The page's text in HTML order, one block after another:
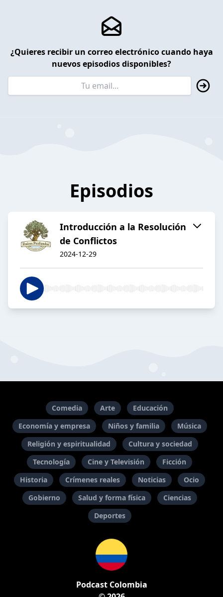
¿Quieres recibir un correo electrónico cuando haya
nuevos episodios disponibles?
Episodios
Introducción a la Resolución
de Conflictos
2024-12-29
Comedia Arte
Educación
Economía y empresa
Niños y familia
Música
Religión y espiritualidad
Cultura y sociedad
Tecnología
Cine y Televisión
Ficción
Historia
Crímenes reales Noticias
Ocio
Gobierno
Salud y forma física
Ciencias
Deportes
Podcast Colombia